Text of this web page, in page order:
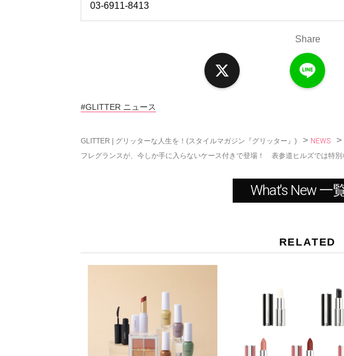
03-6911-8413
Share
#GLITTER ニュース
GLITTER | グリッターな人生を！(スタイルマガジン『グリッター』) > NEWS >
フレグランスが、今しか手に入らないケース付きで登場！ 表参道ヒルズでは特別
What's New 一
RELATED